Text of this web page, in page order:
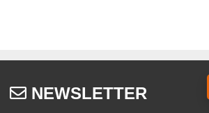
NEWSLETTER